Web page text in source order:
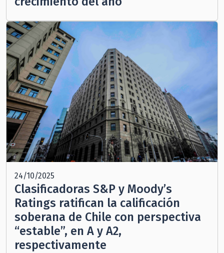
24/10/2025
Clasificadoras S&P y Moody’s
Ratings ratifican la calificación
soberana de Chile con perspectiva
“estable”, en A y A2,
respectivamente